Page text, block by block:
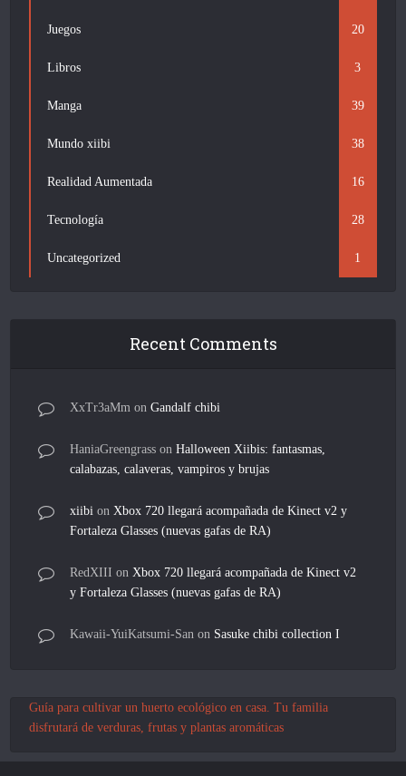
Juegos 20
Libros 3
Manga 39
Mundo xiibi 38
Realidad Aumentada 16
Tecnología 28
Uncategorized 1
Recent Comments
XxTr3aMm onGandalf chibi
HaniaGreengrass onHalloween Xiibis: fantasmas,
calabazas, calaveras, vampiros y brujas
xiibi onXbox 720 llegará acompañada de Kinect v2 y
Fortaleza Glasses (nuevas gafas de RA)
RedXIII onXbox 720 llegará acompañada de Kinect v2
y Fortaleza Glasses (nuevas gafas de RA)
Kawaii-YuiKatsumi-San on Sasuke chibi collection I
Guía para cultivar un huerto ecológico en casa. Tu familia
disfrutará de verduras, frutas y plantas aromáticas